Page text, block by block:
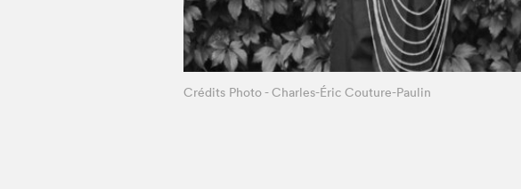
Crédits Photo - Charles-Éric Couture-Paulin